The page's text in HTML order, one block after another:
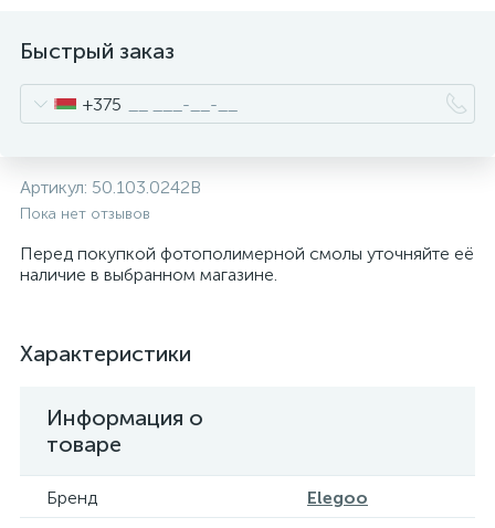
Быстрый заказ
+375
Артикул: 50.103.0242B
Пока нет отзывов
Перед покупкой фотополимерной смолы уточняйте её
наличие в выбранном магазине.
Характеристики
Информация о
товаре
Бренд
Elegoo